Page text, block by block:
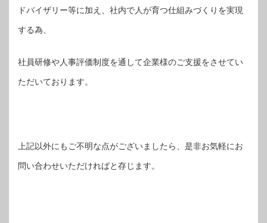
ドバイザリー等に加え、社内で人が育つ仕組みづくりを実現
する為、
社員研修や人事評価制度を通して企業様のご支援をさせてい
ただいております。
上記以外にもご不明な点がございましたら、是非お気軽にお
問い合わせいただければと存じます。